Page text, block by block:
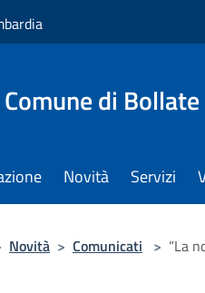
Comune di Bollate
Novità Servizi
Novità > Comunicati > “La